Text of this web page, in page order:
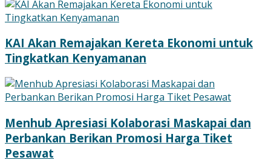
KAI Akan Remajakan Kereta Ekonomi untuk
Tingkatkan Kenyamanan
Menhub Apresiasi Kolaborasi Maskapai dan
Perbankan Berikan Promosi Harga Tiket
Pesawat